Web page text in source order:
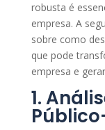
robusta é
empresa. A
sobre como
que pode
empresa e
1.